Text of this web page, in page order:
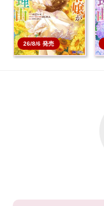
26/8/6 発売
本を買う